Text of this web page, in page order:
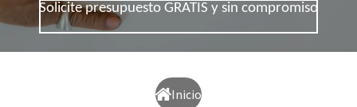
Solicite presupuesto GRATIS y sin compromiso
Inicio